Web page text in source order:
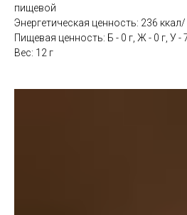
пищевой
Энергетическая ценность: 236 ккал/
Пищевая ценность: Б - 0 г, Ж - 0 г, У -
Вес: 12 г